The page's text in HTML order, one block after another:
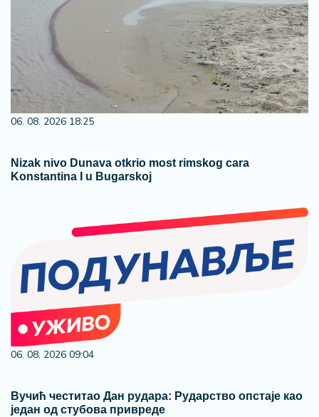
06. 08. 2026 18:25
Nizak nivo Dunava otkrio most rimskog cara
Konstantina I u Bugarskoj
06. 08. 2026 09:04
Вучић честитао Дан рудара: Рударство опстаје као
један од стубова привреде